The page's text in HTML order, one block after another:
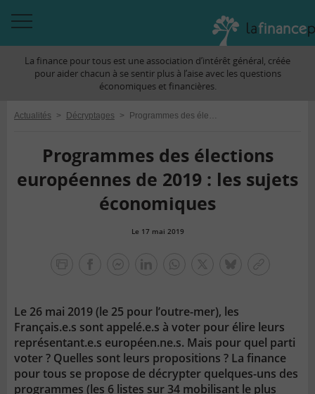
àLa finance pour tous est une association d’intérêt général, créée
pour aider chacun à se sentir plus à l’aise avec les questions
économiques et financières.
Actualités > Décryptages > Programmes des élections européennes de 2019 : les sujets économiques
Programmes des élections
européennes de 2019 : les sujets
économiques
Le 17 mai 2019
Le 26 mai 2019 (le 25 pour l’outre-mer), les
Français.e.s sont appelé.e.s à voter pour élire leurs
représentant.e.s européen.ne.s. Mais pour quel parti
voter ? Quelles sont leurs propositions ? La finance
pour tous se propose de décrypter quelques-uns des
programmes (les 6 listes sur 34 mobilisant le plus